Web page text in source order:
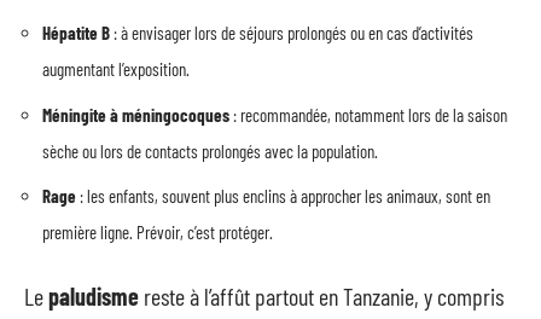
Hépatite B : à envisager lors de séjours prolongés ou en cas d’activités
augmentant l’exposition.
Méningite à méningocoques : recommandée, notamment lors de la saison
sèche ou lors de contacts prolongés avec la population.
Rage : les enfants, souvent plus enclins à approcher les animaux, sont en
première ligne. Prévoir, c’est protéger.
Lepaludisme reste à l’affût partout en Tanzanie, y compris